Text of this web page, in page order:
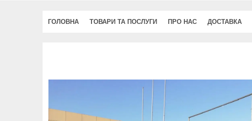
ГОЛОВНА ТОВАРИ ТА ПОСЛУГИ ПРО НАС ДОСТАВКА